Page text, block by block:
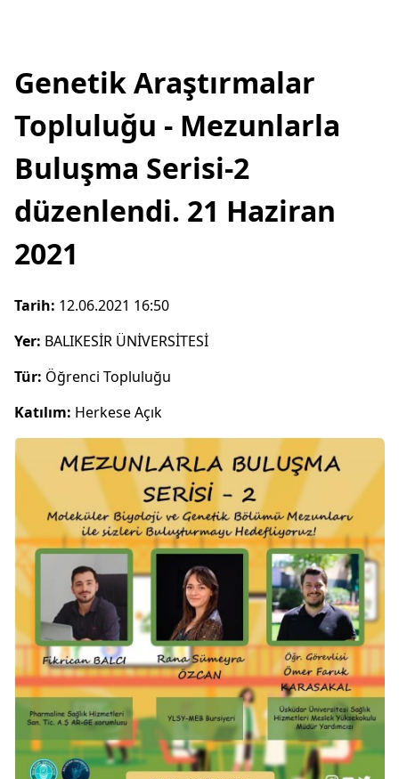
Genetik Araştırmalar
Topluluğu - Mezunlarla
Buluşma Serisi-2
düzenlendi. 21 Haziran
2021
Tarih: 12.06.2021 16:50
Yer: BALIKESİR ÜNİVERSİTESİ
Tür: Öğrenci Topluluğu
Katılım: Herkese Açık